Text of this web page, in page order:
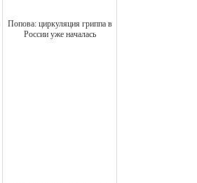
Попова: циркуляция гриппа в
России уже началась